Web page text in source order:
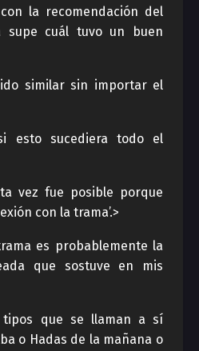
la recomendación del
supe cuál tuvo un buen
similar sin importar el
esto sucediera todo el
vez fue posible porque
con la trama’.>
es probablemente la
que sostuve en mis
tipos que se llaman a sí
o Hadas de la mañana o